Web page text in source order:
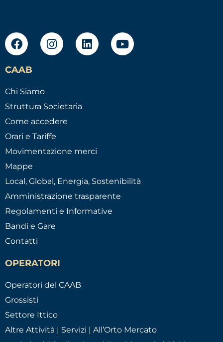
CAAB
Chi Siamo
Struttura Societaria
Come accedere
Orari e Tariffe
Movimentazione merci
Mappe
Local, Global, Energia, Sostenibilità
Amministrazione trasparente
Regolamenti e Informative
Bandi e Gare
Contatti
OPERATORI
Operatori del CAAB
Grossisti
Settore Ittico
Altre Attività | Servizi | All’Orto Mercato